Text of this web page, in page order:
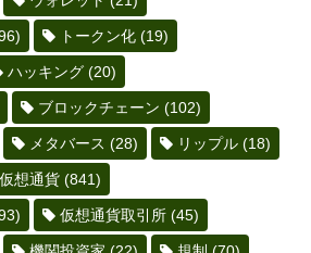
トークン化 (19)
ハッキング (20)
ブロックチェーン (102)
メタバース (28) リップル (18)
仮想通貨 (841)
仮想通貨取引所 (45)